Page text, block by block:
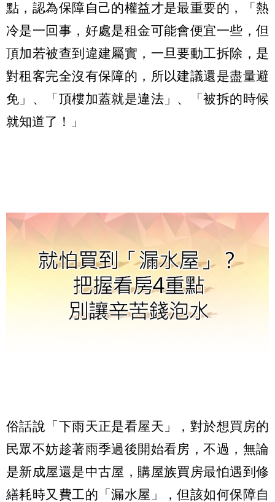
點，認為保障自己的權益才是最重要的，「熱
冷是一回事，好處是租金可能會便宜一些，但
頂加若被查到違建屬實，一旦要動工拆除，是
對租客完全沒有保障的，所以建議還是盡量避
免」、「頂樓加蓋就是違法」、「被拆的時候
就知道了！」
俗話說「下雨天正是看屋天」，對於想買房的
民眾不妨趁著雨季過後開始看房，不過，無論
是新成屋還是中古屋，購屋族買房最怕遇到修
繕耗時又費工的「漏水屋」，但該如何保障自